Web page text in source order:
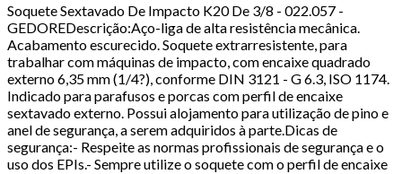
Soquete Sextavado De Impacto K20 De 3/8 - 022.057 -
GEDOREDescrição:Aço-liga de alta resistência mecânica.
Acabamento escurecido. Soquete extrarresistente, para
trabalhar com máquinas de impacto, com encaixe quadrado
externo 6,35 mm (1/4?), conforme DIN 3121 - G 6.3, ISO 1174.
Indicado para parafusos e porcas com perfil de encaixe
sextavado externo. Possui alojamento para utilização de pino e
anel de segurança, a serem adquiridos à parte.Dicas de
segurança:- Respeite as normas profissionais de segurança e o
uso dos EPIs.- Sempre utilize o soquete com o perfil de encaixe